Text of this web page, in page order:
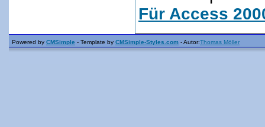
Für Access
Powered by CMSimple - Template by CMSimple-Styles.com - Autor:Thomas Möller